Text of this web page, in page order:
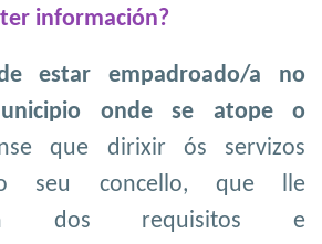
información?
estar empadroado/a no
onde se atope o
que dirixir ós servizos
seu concello, que lle
dos requisitos e